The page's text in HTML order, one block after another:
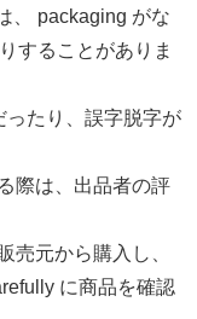
、 packaging がな
することがありま
ったり、誤字脱字が
際は、出品者の評
売元から購入し、
に商品を確認